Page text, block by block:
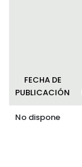
FECHA DE
PUBLICACIÓN
No dispone